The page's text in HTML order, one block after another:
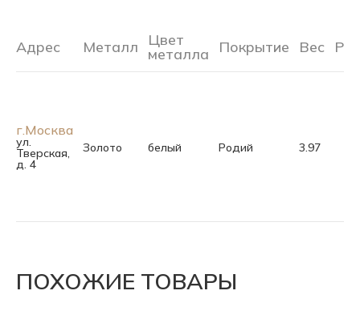
Адрес Металл Цвет
металла Покрытие Вес
г.Москва
ул.
Тверская,
д. 4
Золото белый Родий 3.97
ПОХОЖИЕ ТОВАРЫ